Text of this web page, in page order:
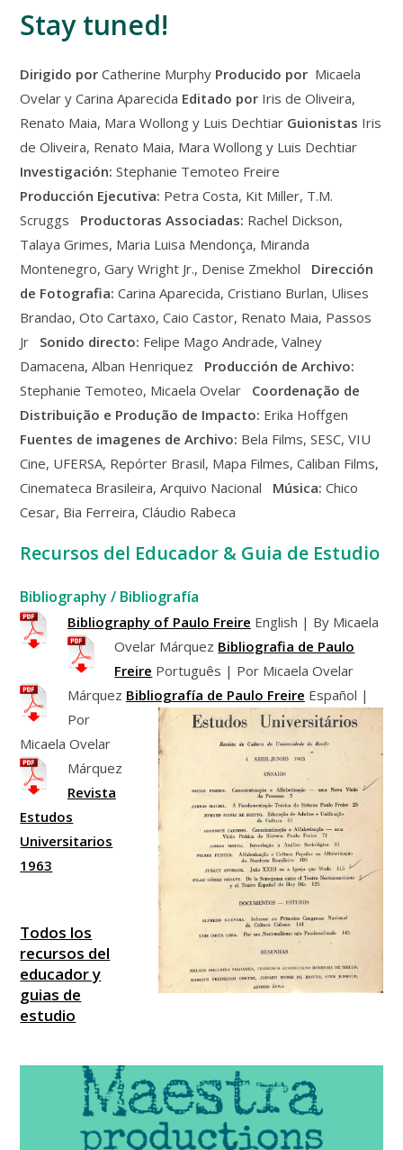
Stay tuned!
Dirigido por Catherine Murphy Producido por Micaela
Ovelar y Carina Aparecida Editado por Iris de Oliveira,
Renato Maia, Mara Wollong y Luis Dechtiar Guionistas Iris
de Oliveira, Renato Maia, Mara Wollong y Luis Dechtiar
Investigación: Stephanie Temoteo Freire
Producción Ejecutiva: Petra Costa, Kit Miller, T.M.
Scruggs Productoras Associadas: Rachel Dickson,
Talaya Grimes, Maria Luisa Mendonça, Miranda
Montenegro, Gary Wright Jr., Denise Zmekhol Dirección
de Fotografia: Carina Aparecida, Cristiano Burlan, Ulises
Brandao, Oto Cartaxo, Caio Castor, Renato Maia, Passos
Jr Sonido directo: Felipe Mago Andrade, Valney
Damacena, Alban Henriquez Producción de Archivo:
Stephanie Temoteo, Micaela Ovelar Coordenação de
Distribuição e Produção de Impacto: Erika Hoffgen
Fuentes de imagenes de Archivo: Bela Films, SESC, VIU
Cine, UFERSA, Repórter Brasil, Mapa Filmes, Caliban Films,
Cinemateca Brasileira, Arquivo Nacional Música: Chico
Cesar, Bia Ferreira, Cláudio Rabeca
Recursos del Educador & Guia de Estudio
Bibliography / Bibliografía
Bibliography of Paulo Freire English | By Micaela
Ovelar Márquez Bibliografia de Paulo
Freire Português | Por Micaela Ovelar
Márquez Bibliografía de Paulo Freire Español |
Por
Micaela Ovelar
Márquez
Revista
Estudos
Universitarios
1963
Todos los
recursos del
educador y
guias de
estudio